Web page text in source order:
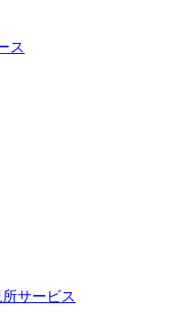
ス
サービス